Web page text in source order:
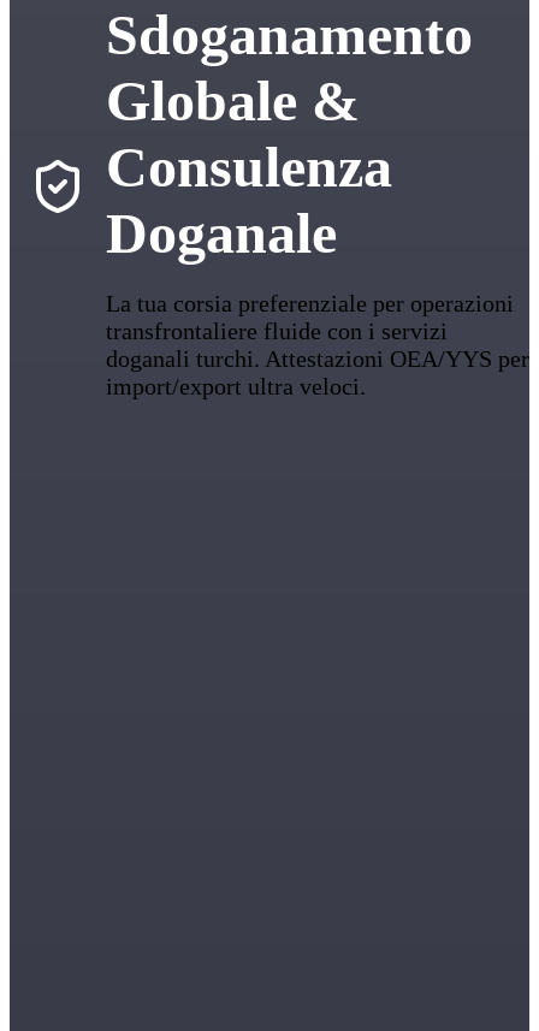
Sdoganamento
Globale &
Consulenza
Doganale
La tua corsia preferenziale per operazioni
transfrontaliere fluide con i servizi
doganali turchi. Attestazioni OEA/YYS per
import/export ultra veloci.